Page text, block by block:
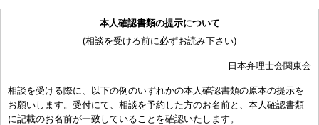
め、相談内容について、相談担当弁理士も当会も法的責任を負うもの
ではないことを予めご了承下さい。
お申し出により、相談担当弁理士に対して調査、出願等の相談事案を
依頼された場合には、通常の受任事件として有料となります。また、
その場合は、依頼者と弁理士個人との関係となり、当会は関与しませ
本人確認書類の提示について
(相談を受ける前に必ずお読み下さい)
日本弁理士会関東会
相談を受ける際に、以下の例のいずれかの本人確認書類の原本の提示を
お願いします。受付にて、相談を予約した方のお名前と、本人確認書類
に記載のお名前が一致していることを確認いたします。